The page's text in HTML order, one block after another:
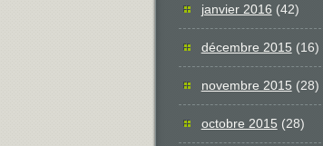
janvier 2016 (42)
décembre 2015(16)
novembre 2015(28)
octobre 2015(28)